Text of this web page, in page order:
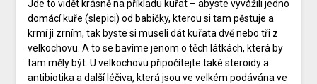
Jde to vidět krásně na příkladu kuřat – abyste vyvážili jedno
domácí kuře (slepici) od babičky, kterou si tam pěstuje a
krmí ji zrním, tak byste si museli dát kuřata dvě nebo tři z
velkochovu. A to se bavíme jenom o těch látkách, která by
tam měly být. U velkochovu připočítejte také steroidy a
antibiotika a další léčiva, která jsou ve velkém podávána ve